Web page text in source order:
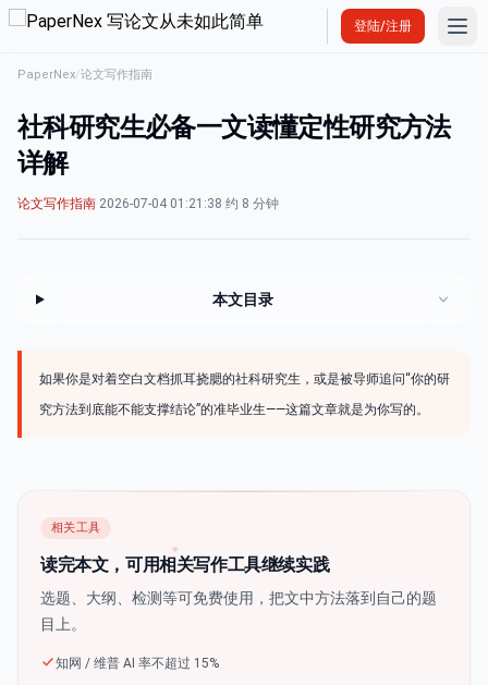
登陆/注册
PaperNex/论文写作指南
社科研究生必备一文读懂定性研究方法
详解
论文写作指南·2026-07-04 01:21:38·约 8 分钟
本文目录
如果你是对着空白文档抓耳挠腮的社科研究生，或是被导师追问“你的研
究方法到底能不能支撑结论”的准毕业生——这篇文章就是为你写的。
相关工具
读完本文，可用相关写作工具继续实践
选题、大纲、检测等可免费使用，把文中方法落到自己的题
目上。
知网 / 维普 AI 率不超过 15%